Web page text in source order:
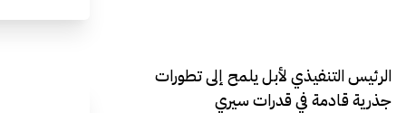
الرئيس التنفيذي لأبل يلمح إلى تطورات
جذرية قادمة في قدرات سيري